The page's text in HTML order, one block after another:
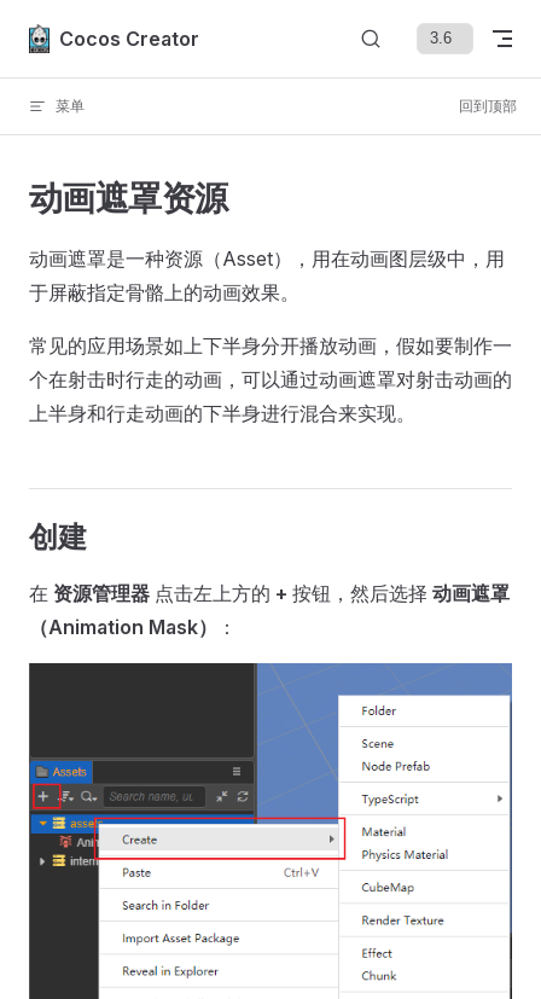
Skip to content
Cocos Creator
菜单 回到顶部
动画遮罩资源
动画遮罩是一种资源（Asset），用在动画图层级中，用
于屏蔽指定骨骼上的动画效果。
常见的应用场景如上下半身分开播放动画，假如要制作一
个在射击时行走的动画，可以通过动画遮罩对射击动画的
上半身和行走动画的下半身进行混合来实现。
创建
在 资源管理器 点击左上方的 + 按钮，然后选择 动画遮罩
（Animation Mask）
：